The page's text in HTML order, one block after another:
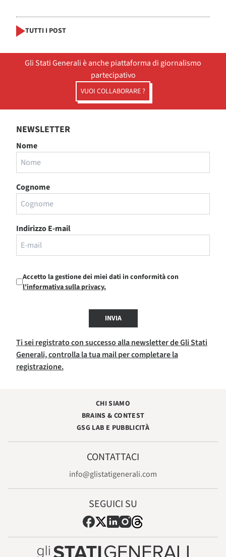
TUTTI I POST
Gli Stati Generali è anche piattaforma di giornalismo
partecipativo
VUOI COLLABORARE ?
NEWSLETTER
Nome
Cognome
Indirizzo E-mail
Accetto la gestione dei miei dati in conformità con
l'informativa sulla privacy.
INVIA
Ti sei registrato con successo alla newsletter de Gli Stati
Generali, controlla la tua mail per completare la
registrazione.
CHI SIAMO
BRAINS & CONTEST
GSG LAB E PUBBLICITÀ
CONTATTACI
info@glistatigenerali.com
SEGUICI SU